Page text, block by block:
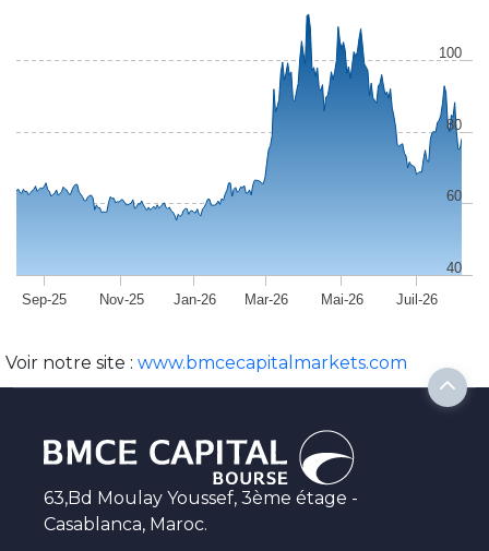
Sep-25 Nov-25 Jan-26 Mar-26 Mai-26 Juil-26
40
60
80
100
Voir notre site : www.bmcecapitalmarkets.com
63,Bd Moulay Youssef, 3ème étage -
Casablanca, Maroc.